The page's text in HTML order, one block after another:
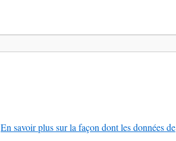
En savoir plus sur la façon dont les données de